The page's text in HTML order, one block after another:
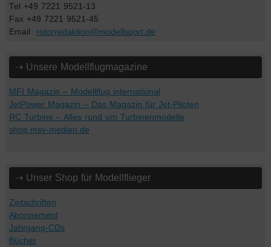
Tel +49 7221 9521-13
Fax +49 7221 9521-45
Email rotorredaktion@modellsport.de
⇢ Unsere Modellflugmagazine
MFI Magazin – Modellflug international
JetPower Magazin – Das Magazin für Jet-Piloten
RC Turbine – Alles rund um Turbinenmodelle
shop.msv-medien.de
⇢ Unser Shop für Modellflieger
Zeitschriften
Abonnement
Jahrgang-CDs
Bücher